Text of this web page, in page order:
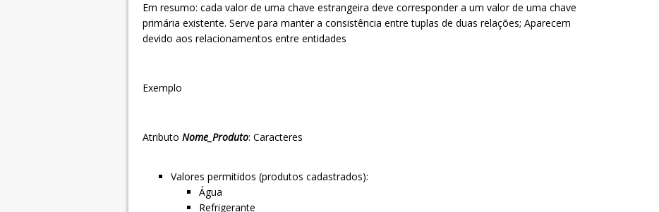
Em resumo: cada valor de uma chave estrangeira deve corresponder a um valor de uma chave
primária existente. Serve para manter a consistência entre tuplas de duas relações; Aparecem
devido aos relacionamentos entre entidades
Exemplo
Atributo Nome_Produto: Caracteres
Valores permitidos (produtos cadastrados):
Água
Refrigerante